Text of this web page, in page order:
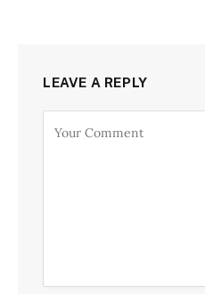
LEAVE A REPLY